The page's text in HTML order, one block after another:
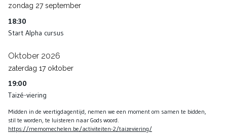
zondag 27 september
18:30
Start Alpha cursus
Oktober 2026
zaterdag 17 oktober
19:00
Taizé-viering
Midden in de veertigdagentijd, nemen we een moment om samen te bidden,
stil te worden, te luisteren naar Gods woord.
https://memomechelen.be/activiteiten-2/taizeviering/